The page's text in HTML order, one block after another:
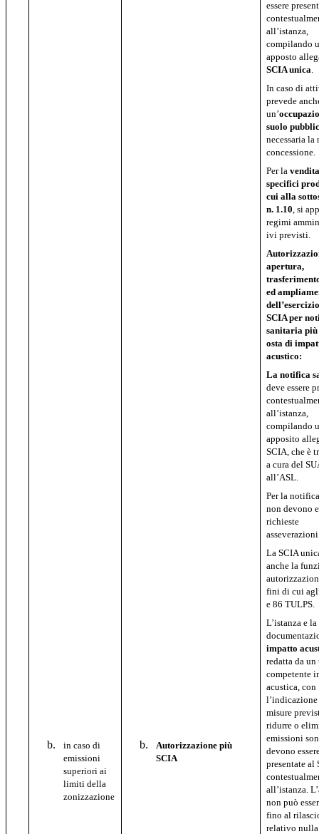
essere
all’istanza,
compilando
apposto
SCIA unica
In caso di
prevede
un’
suolo
necessaria la
concessione.
Per la
specifici
cui alla
n. 1.10 , si
regimi
ivi previsti.
apertura,
ed
SCIA per
sanitaria
osta di
acustico:
La notifica
deve essere
all’istanza,
compilando
apposito
SCIA, che è
a cura del
all’ASL.
Per la
non devono
richieste
La SCIA
anche la
fini di cui
e 86 TULPS.
L’istanza e la
impatto
redatta da
competente
acustica, con
misure
ridurre o
emissioni
devono
presentate al
all’istanza.
non può
fino al
relativo nulla
in caso di
emissioni
superiori ai
limiti della
zonizzazione
Autorizzazione più
SCIA